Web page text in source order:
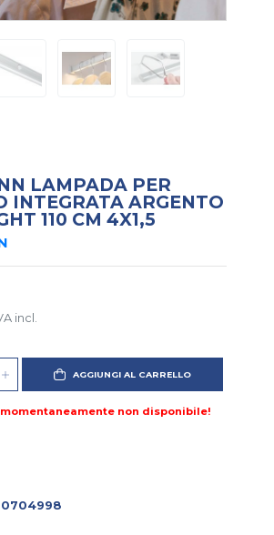
LAMPADA PER
INTEGRATA ARGENTO
110 CM 4X1,5
incl.
AGGIUNGI AL CARRELLO
non disponibile!